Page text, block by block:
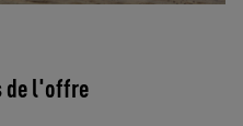
de l'offre